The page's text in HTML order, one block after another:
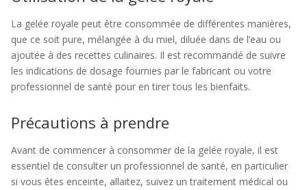
La gelée royale peut être consommée de différentes manières,
que ce soit pure, mélangée à du miel, diluée dans de l’eau ou
ajoutée à des recettes culinaires. Il est recommandé de suivre
les indications de dosage fournies par le fabricant ou votre
professionnel de santé pour en tirer tous les bienfaits.
Précautions à prendre
Avant de commencer à consommer de la gelée royale, il est
essentiel de consulter un professionnel de santé, en particulier
si vous êtes enceinte, allaitez, suivez un traitement médical ou